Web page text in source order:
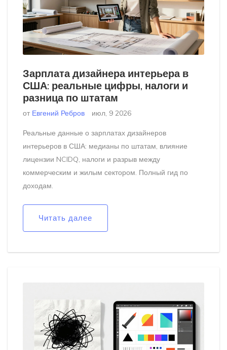
Зарплата дизайнера интерьера в
США: реальные цифры, налоги и
разница по штатам
от Евгений Ребров июл, 9 2026
Реальные данные о зарплатах дизайнеров
интерьеров в США: медианы по штатам, влияние
лицензии NCIDQ, налоги и разрыв между
коммерческим и жилым сектором. Полный гид по
доходам.
Читать далее